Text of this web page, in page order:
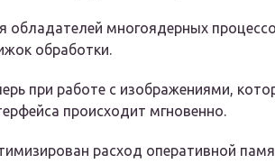
обладателей многоядерных
обработки.
при работе с изображениями,
происходит мгновенно.
расход оперативной